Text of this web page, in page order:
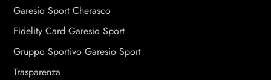
Garesio Sport Cherasco
Fidelity Card Garesio Sport
Gruppo Sportivo Garesio Sport
Trasparenza